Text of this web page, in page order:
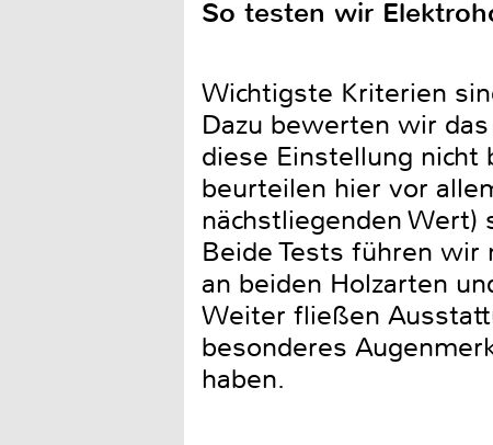
So testen wir
Wichtigste Kriterien
Dazu bewerten wir
diese Einstellung nicht
beurteilen hier vor
nächstliegenden
Beide Tests führen wir
an beiden Holzarten
Weiter fließen
besonderes
haben.